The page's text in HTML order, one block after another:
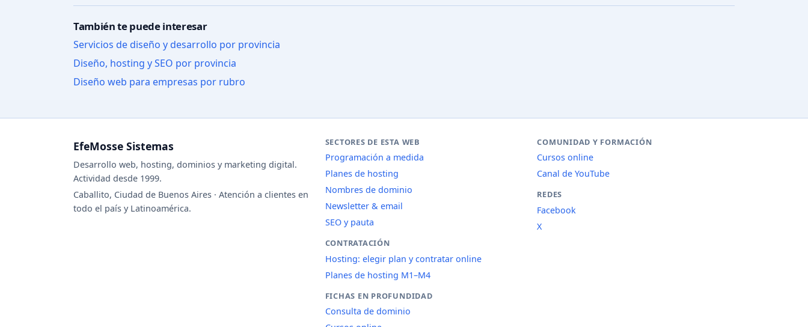
También te puede interesar
Servicios de diseño y desarrollo por provincia
Diseño, hosting y SEO por provincia
Diseño web para empresas por rubro
EfeMosse Sistemas
Desarrollo web, hosting, dominios y marketing digital.
Actividad desde 1999.
Caballito, Ciudad de Buenos Aires · Atención a clientes en
todo el país y Latinoamérica.
SECTORES DE ESTA WEB
Programación a medida
Planes de hosting
Nombres de dominio
Newsletter & email
SEO y pauta
CONTRATACIÓN
Hosting: elegir plan y contratar online
Planes de hosting M1–M4
FICHAS EN PROFUNDIDAD
Consulta de dominio
COMUNIDAD Y FORMACIÓN
Cursos online
Canal de YouTube
REDES
Facebook
X